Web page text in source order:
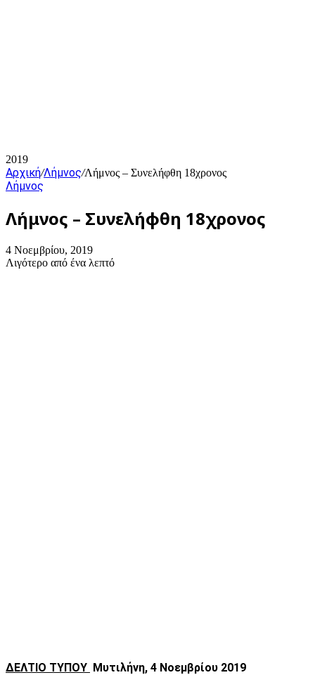
2019
Αρχική/Λήμνος/Λήμνος – Συνελήφθη 18χρονος
Λήμνος
Λήμνος – Συνελήφθη 18χρονος
4 Νοεμβρίου, 2019
Λιγότερο από ένα λεπτό
ΔΕΛΤΙΟ ΤΥΠΟΥ Μυτιλήνη, 4 Νοεμβρίου 2019